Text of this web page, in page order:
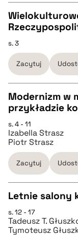
BIBTEX
pobierz cytat
CZYSTY TEKST
pobierz cytat
BIBTEX
pobierz cytat
s. 3
Zacytuj
CZYSTY TEKST
pobierz cytat
BIBTEX
Modernizm w
przykładzie
s. 4 - 11
Izabella Strasz
Piotr Strasz
Zacytuj
CZYSTY TEKST
Letnie salony
s. 12 - 17
Tadeusz T.
Tymoteusz